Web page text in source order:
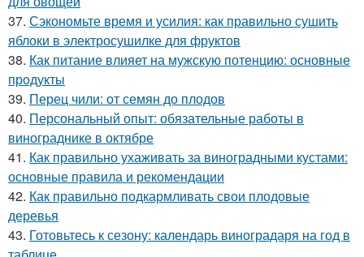
37. Сэкономьте время и усилия: как правильно сушить
яблоки в электросушилке для фруктов
38. Как питание влияет на мужскую потенцию: основные
продукты
39. Перец чили: от семян до плодов
40. Персональный опыт: обязательные работы в
винограднике в октябре
41. Как правильно ухаживать за виноградными кустами:
основные правила и рекомендации
42. Как правильно подкармливать свои плодовые
деревья
43. Готовьтесь к сезону: календарь виноградаря на год в